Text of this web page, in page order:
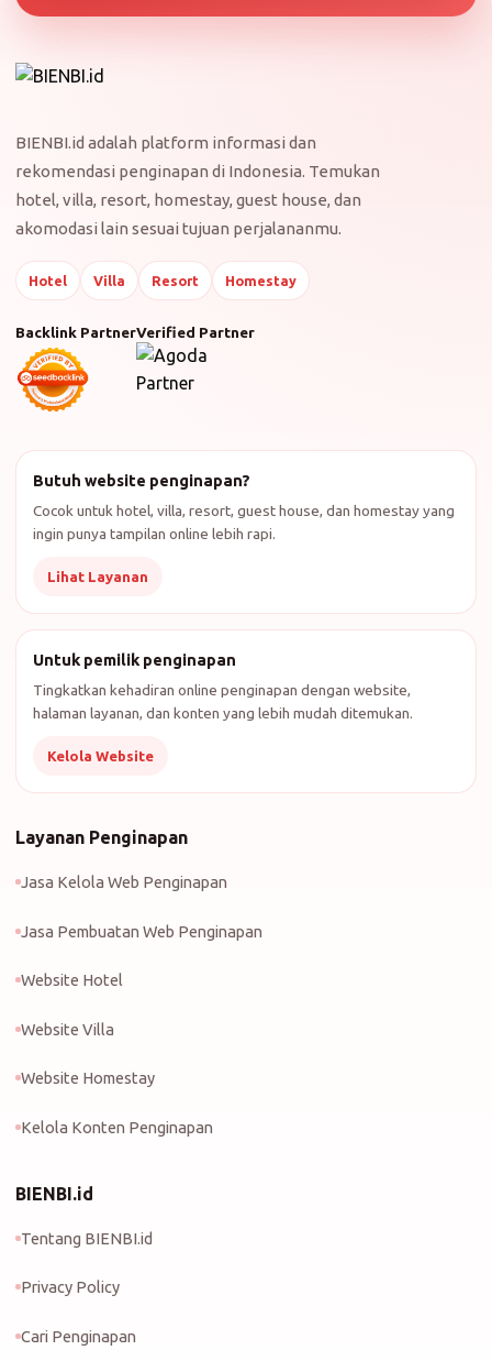
BIENBI.id adalah platform informasi dan
rekomendasi penginapan di Indonesia. Temukan
hotel, villa, resort, homestay, guest house, dan
akomodasi lain sesuai tujuan perjalananmu.
Hotel Villa Resort Homestay
Backlink PartnerVerified Partner
Butuh website penginapan?
Cocok untuk hotel, villa, resort, guest house, dan homestay yang
ingin punya tampilan online lebih rapi.
Lihat Layanan
Untuk pemilik penginapan
Tingkatkan kehadiran online penginapan dengan website,
halaman layanan, dan konten yang lebih mudah ditemukan.
Kelola Website
Layanan Penginapan
Jasa Kelola Web Penginapan
Jasa Pembuatan Web Penginapan
Website Hotel
Website Villa
Website Homestay
Kelola Konten Penginapan
BIENBI.id
Tentang BIENBI.id
Privacy Policy
Cari Penginapan